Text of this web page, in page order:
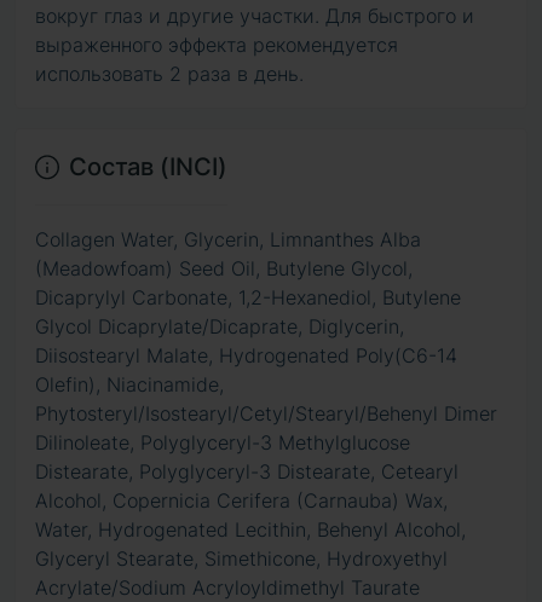
вокруг глаз и другие участки. Для быстрого и
выраженного эффекта рекомендуется
использовать 2 раза в день.
Состав (INCI)
Collagen Water, Glycerin, Limnanthes Alba
(Meadowfoam) Seed Oil, Butylene Glycol,
Dicaprylyl Carbonate, 1,2-Hexanediol, Butylene
Glycol Dicaprylate/Dicaprate, Diglycerin,
Diisostearyl Malate, Hydrogenated Poly(C6-14
Olefin), Niacinamide,
Phytosteryl/Isostearyl/Cetyl/Stearyl/Behenyl Dimer
Dilinoleate, Polyglyceryl-3 Methylglucose
Distearate, Polyglyceryl-3 Distearate, Cetearyl
Alcohol, Copernicia Cerifera (Carnauba) Wax,
Water, Hydrogenated Lecithin, Behenyl Alcohol,
Glyceryl Stearate, Simethicone, Hydroxyethyl
Acrylate/Sodium Acryloyldimethyl Taurate